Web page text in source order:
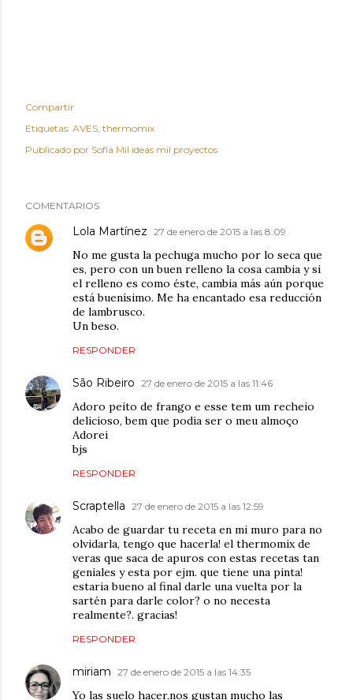
Compartir
Etiquetas: AVES thermomix
Publicado por Sofía Mil ideas mil proyectos
COMENTARIOS
Lola Martínez 27 de enero de 2015 a las 8:09
No me gusta la pechuga mucho por lo seca que
es, pero con un buen relleno la cosa cambia y si
el relleno es como éste, cambia más aún porque
está buenísimo. Me ha encantado esa reducción
de lambrusco.
Un beso.
RESPONDER
São Ribeiro 27 de enero de 2015 a las 11:46
Adoro peito de frango e esse tem um recheio
delicioso, bem que podia ser o meu almoço
Adorei
bjs
RESPONDER
Scraptella 27 de enero de 2015 a las 12:59
Acabo de guardar tu receta en mi muro para no
olvidarla, tengo que hacerla! el thermomix de
veras que saca de apuros con estas recetas tan
geniales y esta por ejm. que tiene una pinta!
estaria bueno al final darle una vuelta por la
sartén para darle color? o no necesta
realmente?. gracias!
RESPONDER
miriam 27 de enero de 2015 a las 14:35
Yo las suelo hacer,nos gustan mucho las